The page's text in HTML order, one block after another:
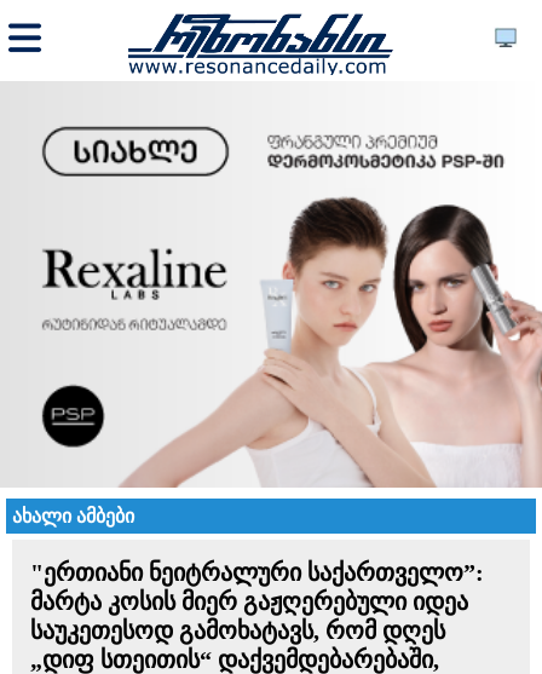
ახალი ამბები
"ერთიანი ნეიტრალური საქართველო”:
მარტა კოსის მიერ გაჟღერებული იდეა
საუკეთესოდ გამოხატავს, რომ დღეს
„დიფ სთეითის“ დაქვემდებარებაში,